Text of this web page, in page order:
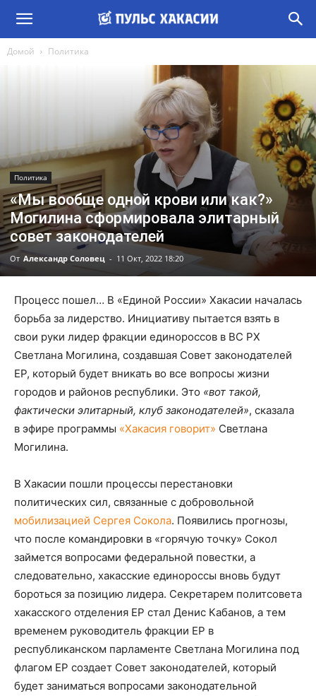
Домой Политика
Политика
«Мы вообще одной крови или как?»
Могилина сформировала элитарный
совет законодателей
От Александр Соловец - 11 Окт, 2022 18:20
Процесс пошел… В «Единой России» Хакасии началась
борьба за лидерство. Инициативу пытается взять в
свои руки лидер фракции единороссов в ВС РХ
Светлана Могилина, создавшая Совет законодателей
ЕР, который будет вникать во все вопросы жизни
городов и районов республики. Это «вот такой,
фактически элитарный, клуб законодателей», сказала
в эфире программы «Хакасия говорит» Светлана
Могилина.
В Хакасии пошли процессы перестановки
политических сил, связанные с добровольной
мобилизацией Сергея Сокола. Появились прогнозы,
что после командировки в «горячую точку» Сокол
займется вопросами федеральной повестки, а
следовательно, хакасские единороссы вновь будут
бороться за позицию лидера. Секретарем политсовета
хакасского отделения ЕР стал Денис Кабанов, а тем
временем руководитель фракции ЕР в
республиканском парламенте Светлана Могилина под
флагом ЕР создает Совет законодателей, который
будет заниматься вопросами законодательной